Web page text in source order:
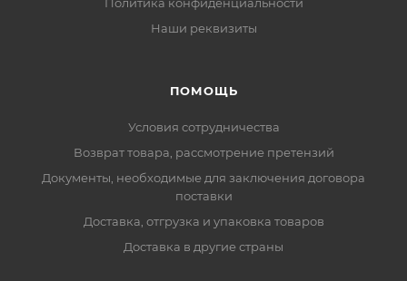
Наши реквизиты
ПОМОЩЬ
Условия сотрудничества
Возврат товара, рассмотрение претензий
Документы, необходимые для заключения договора
поставки
Доставка, отгрузка и упаковка товаров
Доставка в другие страны